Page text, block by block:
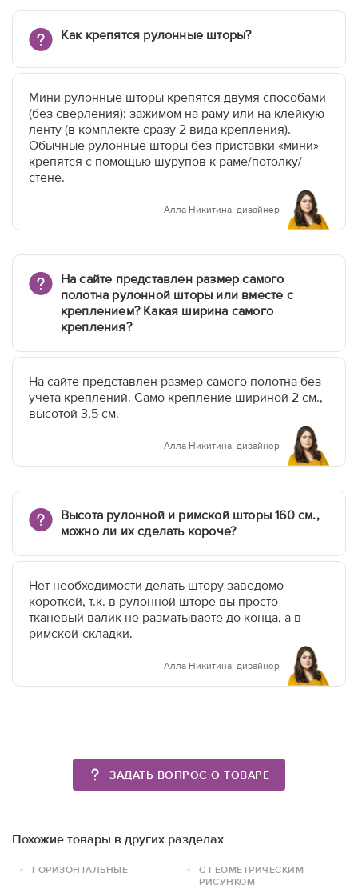
Как крепятся рулонные шторы?
Мини рулонные шторы крепятся двумя способами
(без сверления): зажимом на раму или на клейкую
ленту (в комплекте сразу 2 вида крепления).
Обычные рулонные шторы без приставки «мини»
крепятся с помощью шурупов к раме/потолку/
стене.
Алла Никитина, дизайнер
На сайте представлен размер самого
полотна рулонной шторы или вместе с
креплением? Какая ширина самого
крепления?
На сайте представлен размер самого полотна без
учета креплений. Само крепление шириной 2 см.,
высотой 3,5 см.
Алла Никитина, дизайнер
Высота рулонной и римской шторы 160 см.,
можно ли их сделать короче?
Нет необходимости делать штору заведомо
короткой, т.к. в рулонной шторе вы просто
тканевый валик не разматываете до конца, а в
римской-складки.
Алла Никитина, дизайнер
ЗАДАТЬ ВОПРОС О ТОВАРЕ
Похожие товары в других разделах
ГОРИЗОНТАЛЬНЫЕ
С ГЕОМЕТРИЧЕСКИМ
РИСУНКОМ